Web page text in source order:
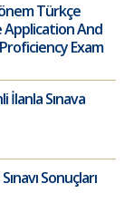
Türkçe
Application And
Exam
İlanla Sınava
Sonuçları